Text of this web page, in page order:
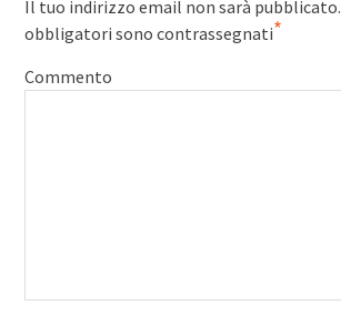
Il tuo indirizzo email non sarà pubblicato.
obbligatori sono contrassegnati*
Commento